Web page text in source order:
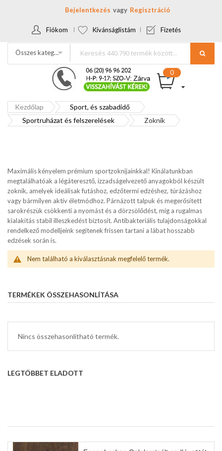
Bejelentkezés Regisztráció
Fiókom Kívánságlistám Fizetés
Összes kategória
Kezdőlap
Sport, és szabadidő
Sportruházat és felszerelések
Zoknik
Maximális kényelem prémium sportzoknijainkkal! Kínálatunkban
megtalálhatóak a légáteresztő, izzadságelvezető anyagokból készült
zoknik, amelyek ideálisak futáshoz, edzőtermi edzéshez, túrázáshoz
vagy bármilyen aktív életmódhoz. Párnázott talpuk és megerősített
sarokrészük csökkenti a nyomást és a dörzsölődést, míg a rugalmas
kialakítás stabil illeszkedést biztosít. Antibakteriális tulajdonságokkal
rendelkező modelljeink segítenek frissen tartani a lábat hosszabb
edzések során is.
Nem található a kiválasztásnak megfelelő termék.
TERMÉKEK ÖSSZEHASONLÍTÁSA
Nincs összehasonlítható termék.
LEGTÖBBET ELADOTT